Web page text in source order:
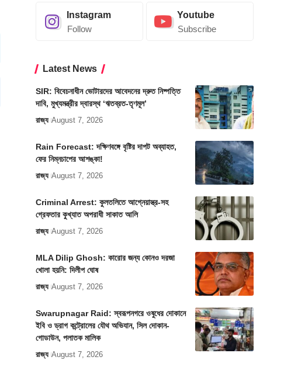
Instagram
Follow
Youtube
Subscribe
Latest News
SIR: বিবেচনাধীন ভোটারদের আবেদনের দ্রুত নিষ্পত্তি
দাবি, মুখ্যমন্ত্রীর দ্বারস্থ ‘ঋতব্রত-তৃণমূল’
রাজ্য August 7, 2026
Rain Forecast: দক্ষিণবঙ্গে বৃষ্টির দাপট অব্যাহত,
ফের নিম্নচাপের আশঙ্কা!
রাজ্য August 7, 2026
Criminal Arrest: কুলতলিতে আগ্নেয়াস্ত্র-সহ
গ্রেফতার কুখ্যাত অপরাধী সাকাত আলি
রাজ্য August 7, 2026
MLA Dilip Ghosh: কারোর জন্য কোনও দরজা
খোলা হয়নি: দিলীপ ঘোষ
রাজ্য August 7, 2026
Swarupnagar Raid: স্বরূপনগরে ওষুধের দোকানে
ইবি ও ড্রাগ কন্ট্রোলের যৌথ অভিযান, সিল দোকান-
গোডাউন, পলাতক মালিক
রাজ্য August 7, 2026